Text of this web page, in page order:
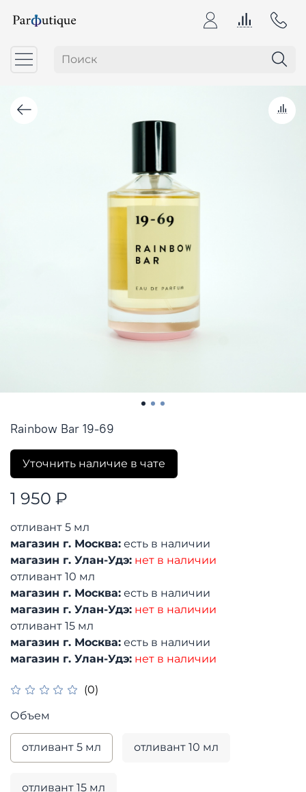
(0)
Rainbow Bar 19-69
Уточнить наличие в чате
1 950 ₽
Объем
отливант 5 мл отливант 10 мл
отливант 15 мл
отливант 5 мл
магазин г. Москва: есть в наличии
магазин г. Улан-Удэ: нет в наличии
отливант 10 мл
магазин г. Москва: есть в наличии
магазин г. Улан-Удэ: нет в наличии
отливант 15 мл
магазин г. Москва: есть в наличии
магазин г. Улан-Удэ: нет в наличии